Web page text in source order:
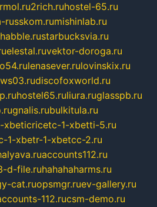
2rich.ruhostel-65.ru
russkom.rumishinlab.ru
habble.rustarbucksvia.ru
elestal.ruvektor-doroga.ru
lenasever.rulovinskix.ru
discofoxworld.ru
hostel65.ruliura.ruglasspb.ru
gnalis.rubulkitula.ru
xbeticricetc-1-xbetti-5.ru
1-xbetr-1-xbetcc-2.ru
accounts112.ru
d-file.ruhahahaharms.ru
cat.ruopsmgr.ruev-gallery.ru
112.rucsm-demo.ru